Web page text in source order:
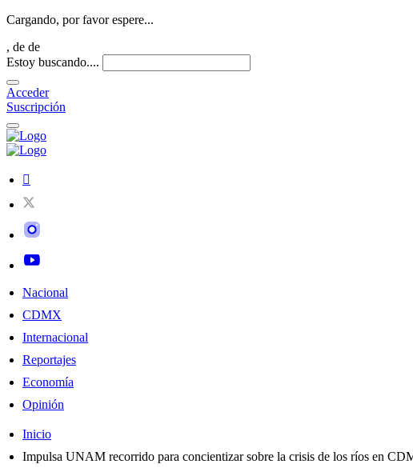
Cargando, por favor espere...
, de de
Estoy buscando....
Acceder
Suscripción
Nacional
CDMX
Internacional
Reportajes
Economía
Opinión
Inicio
Impulsa UNAM recorrido para concientizar sobre la crisis de los ríos en